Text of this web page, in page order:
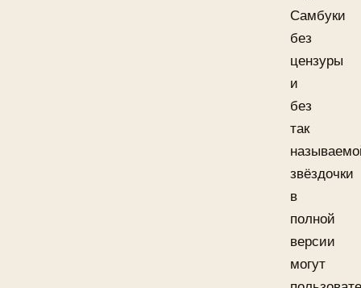
Самбуки
без
цензуры
и
без
так
звёздочки
в
полной
версии
могут